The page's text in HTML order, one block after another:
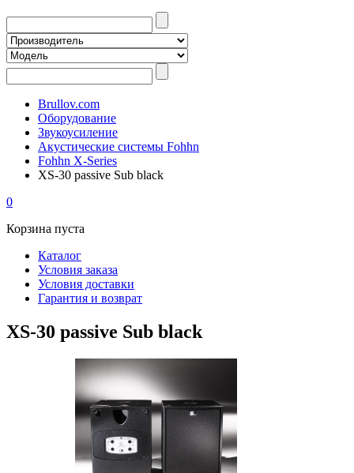
Brullov.com
Оборудование
Звукоусиление
Акустические системы Fohhn
Fohhn X-Series
XS-30 passive Sub black
0
Корзина пуста
Каталог
Условия заказа
Условия доставки
Гарантия и возврат
XS-30 passive Sub black